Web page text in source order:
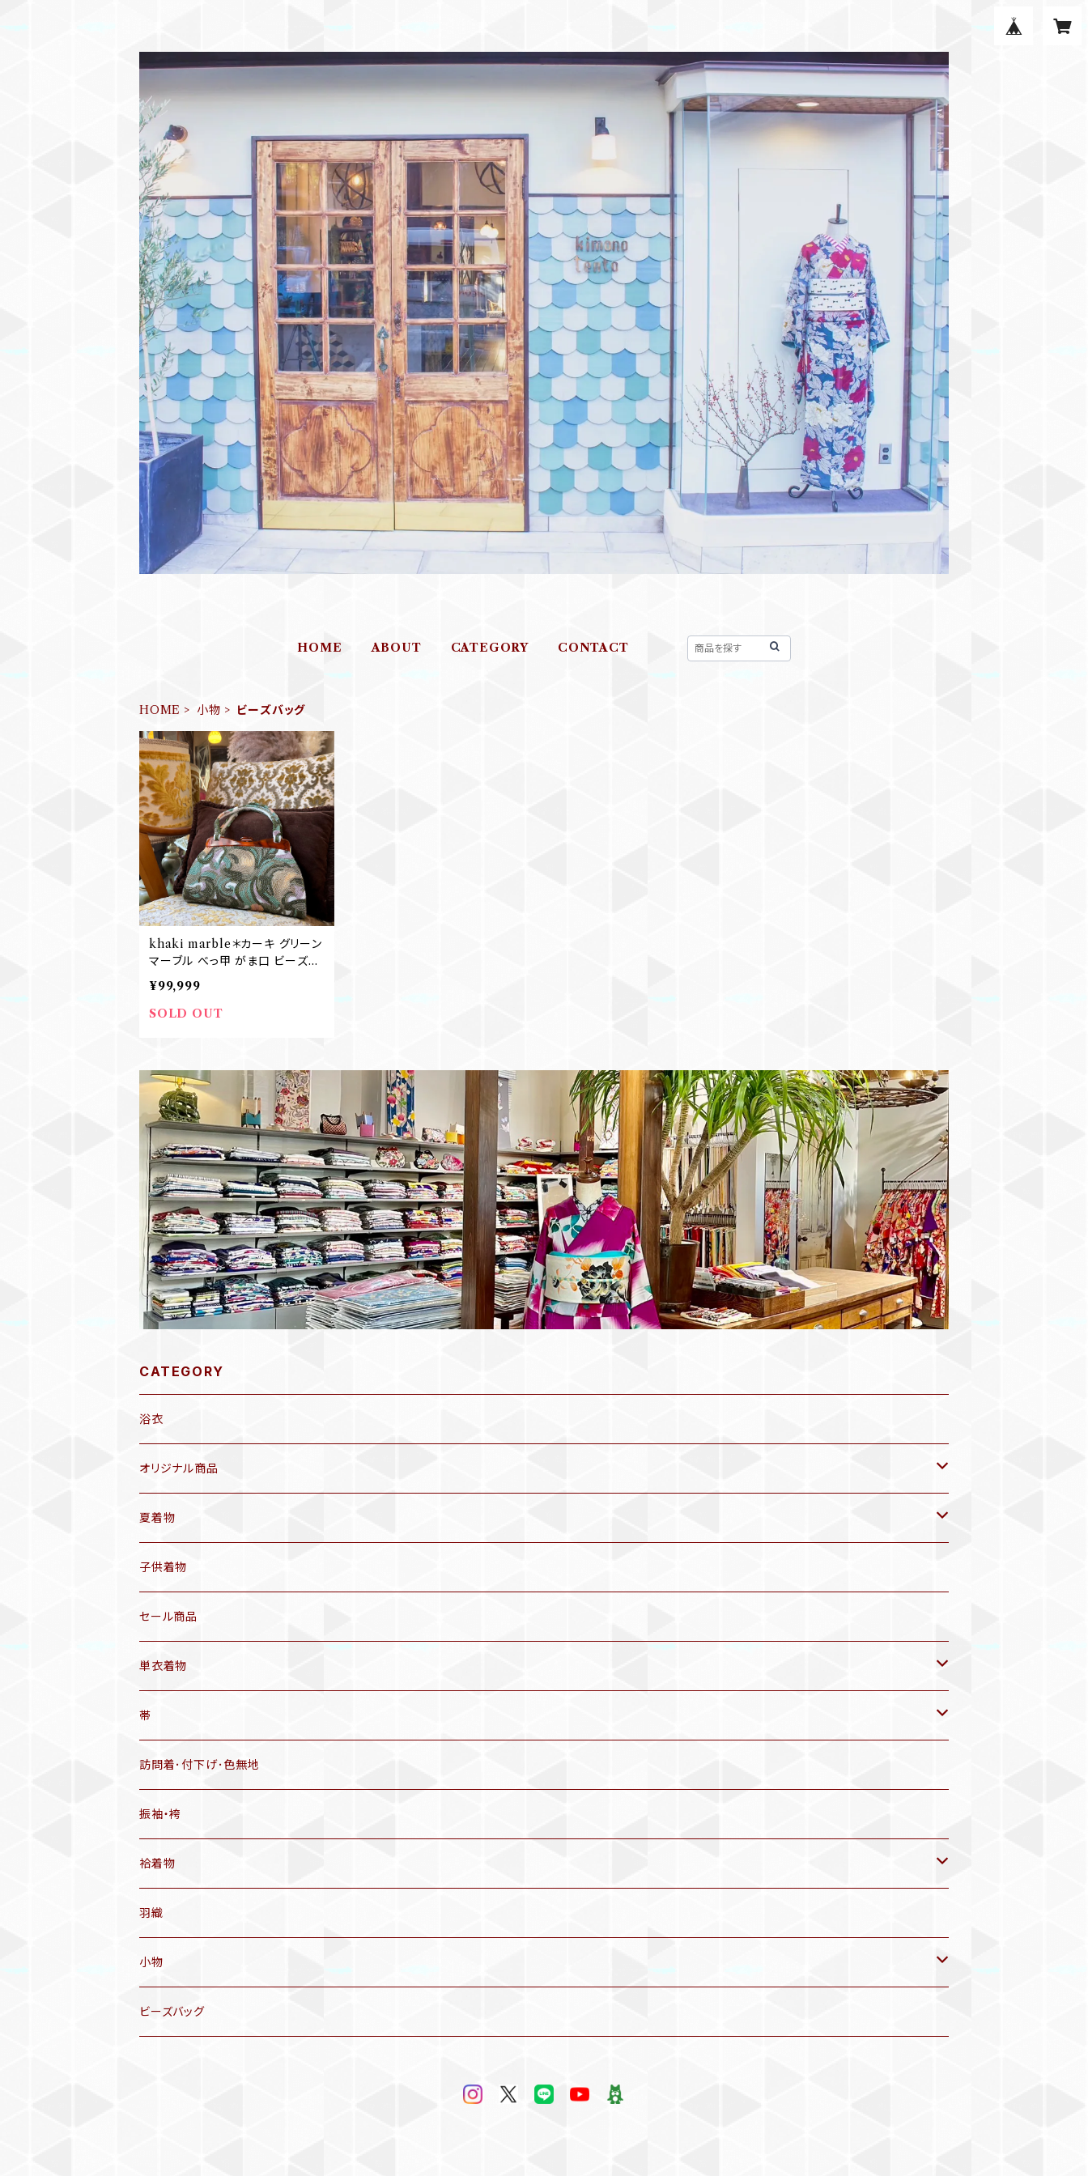
HOME ABOUT CATEGORY CONTACT
HOME 小物 ビーズバッグ
khaki marble＊カーキ グリーン
マーブル べっ甲 がま口 ビーズバ
ッグ 大きめ ヴィンテージ 鞄 A83
1
¥99,999
SOLD OUT
CATEGORY
浴衣
オリジナル商品
袷着物(10〜5月頃)
セオα 着物(5〜9月頃)
三分紐
帯揚げ
羽織
半幅帯
有松絞り浴衣(6～9月頃)
夏着物
アンティーク着物
リサイクル着物
子供着物
セール商品
単衣着物
アンティーク着物
リサイクル着物
帯
リサイクル帯
アンティーク帯
アンティーク仕立てかえ帯
名古屋帯
洒落袋帯
袋帯
訪問着･付下げ･色無地
振袖・袴
袷着物
アンティーク着物
リサイクル着物
訪問着、付下げ、色無地
羽織
小物
帯揚げ
ビーズバッグ